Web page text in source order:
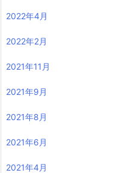
2022年4月
2022年2月
2021年11月
2021年9月
2021年8月
2021年6月
2021年4月